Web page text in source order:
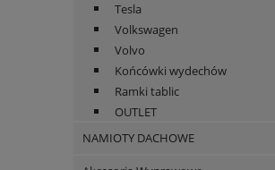
Tesla
Volkswagen
Volvo
Końcówki wydechów
Ramki tablic
OUTLET
NAMIOTY DACHOWE